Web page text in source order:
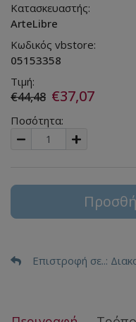
Κατασκευαστής:
ArteLibre
Κωδικός vbstore:
05153358
Τιμή:
€44,48 €37,07
Ποσότητα:
Επιστροφή σε..: